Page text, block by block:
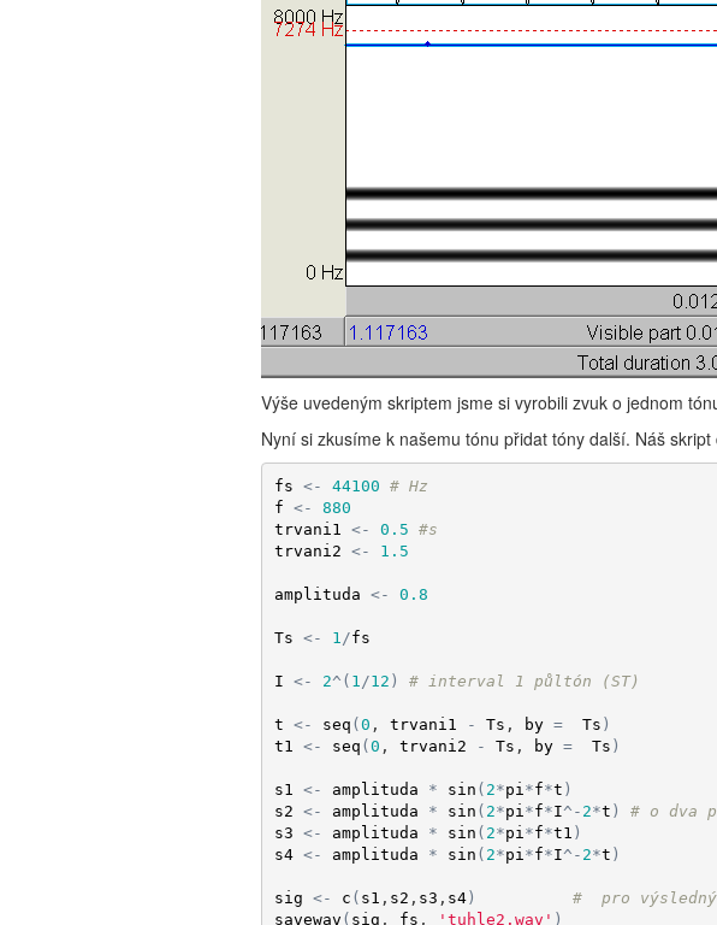
Výše uvedeným skriptem jsme si vyrobili zvuk o jednom
Nyní si zkusíme k našemu tónu přidat tóny další. Náš
fs <- 44100 # Hz
f <-
880
trvani1
<- 0.5 #s
trvani2 <- 1.5
amplituda <- 0.8
Ts <- 1 /fs
I <- 2^ ( 1 /12 ) # interval 1 půltón (ST)
t <- seq (0 , trvani1 - Ts , by = Ts )
t1
<- seq (0 , trvani2 - Ts , by = Ts )
s1 <- amplituda * sin ( 2*pi *f*t )
s2 <- amplituda * sin ( 2*pi *f*I^ - 2*t )
# o dva
s3 <- amplituda * sin ( 2*pi *f*t1 )
s4 <- amplituda * sin ( 2*pi *f*I^ - 2*t )
sig <- c ( s1 , s2 , s3 , s4)
#  pro
savewav ( sig , fs , 'tuhle2.wav' )